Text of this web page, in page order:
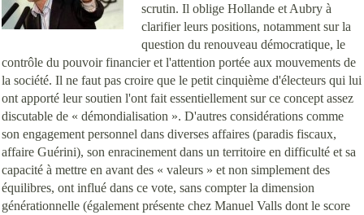
scrutin. Il oblige Hollande et Aubry à
clarifier leurs positions, notamment sur la
question du renouveau démocratique, le
contrôle du pouvoir financier et l'attention portée aux mouvements de
la société. Il ne faut pas croire que le petit cinquième d'électeurs qui lui
ont apporté leur soutien l'ont fait essentiellement sur ce concept assez
discutable de « démondialisation ». D'autres considérations comme
son engagement personnel dans diverses affaires (paradis fiscaux,
affaire Guérini), son enracinement dans un territoire en difficulté et sa
capacité à mettre en avant des « valeurs » et non simplement des
équilibres, ont influé dans ce vote, sans compter la dimension
générationnelle (également présente chez Manuel Valls dont le score